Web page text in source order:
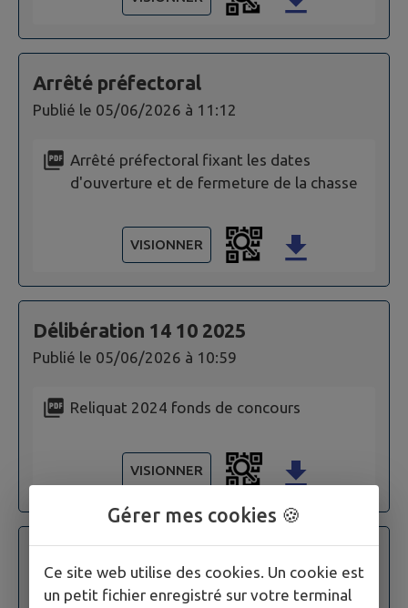
Arrêté préfectoral
Publié le 05/06/2026 à 11:12
Arrêté préfectoral fixant les dates
d'ouverture et de fermeture de la chasse
VISIONNER
Délibération 14 10 2025
Publié le 05/06/2026 à 10:59
Reliquat 2024 fonds de concours
VISIONNER
Publié le 05/06/2026 à 10:59
Gérer mes cookies 🍪
Ce site web utilise des cookies. Un cookie est
un petit fichier enregistré sur votre terminal